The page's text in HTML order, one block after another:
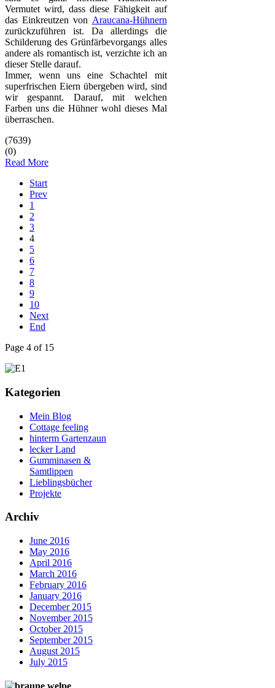
Vermutet wird, dass diese Fähigkeit auf
das Einkreutzen von Araucana-Hühnern
zurückzuführen ist. Da allerdings die
Schilderung des Grünfärbevorgangs alles
andere als romantisch ist, verzichte ich an
dieser Stelle darauf.
Immer, wenn uns eine Schachtel mit
superfrischen Eiern übergeben wird, sind
wir gespannt. Darauf, mit welchen
Farben uns die Hühner wohl dieses Mal
überraschen.
(7639)
(0)
Read More
Start
Prev
1
2
3
4
5
6
7
8
9
10
Next
End
Page 4 of 15
Kategorien
Mein Blog
Cottage feeling
hinterm Gartenzaun
lecker Land
Gumminasen &
Samtlippen
Lieblingsbücher
Projekte
Archiv
June 2016
May 2016
April 2016
March 2016
February 2016
January 2016
December 2015
November 2015
October 2015
September 2015
August 2015
July 2015